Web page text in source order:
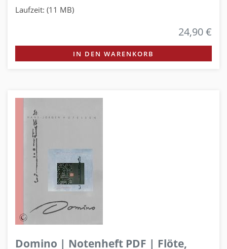
Laufzeit: (11 MB)
24,90 €
IN DEN WARENKORB
Domino | Notenheft PDF | Flöte,